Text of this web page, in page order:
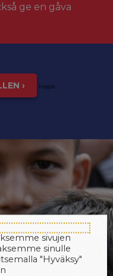
ge en gåva
› inspis
sivujen
sinulle
"Hyväksy"